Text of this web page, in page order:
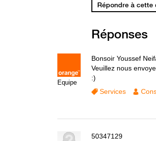
Répondre à cette
Réponses
Equipe
Bonsoir Youssef
Veuillez nous
:)
Services
50347129